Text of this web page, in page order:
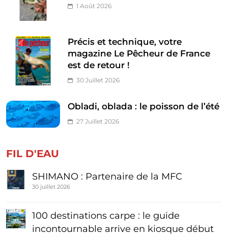
1 Août 2026
Précis et technique, votre
magazine Le Pêcheur de France
est de retour !
30 Juillet 2026
Obladi, oblada : le poisson de l’été
27 Juillet 2026
FIL D'EAU
SHIMANO : Partenaire de la MFC
30 juillet 2026
100 destinations carpe : le guide
incontournable arrive en kiosque début